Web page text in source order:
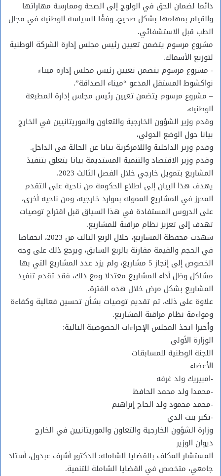
دائما لضمان الحق في الولوج إلى الصحة وممارسة مهاراتها
والقيام بمهامها بشكل صحيح، وفقًا للسياسة الوطنية في مجال
الطب قبل الاستشفائي.
مشروع مرسوم يتضمن تعيين رئيس مجلس إدارة الشركة الوطنية
لتوزيع الأسماك.
‐ مشروع مرسوم يتضمن تعيين رئيس مجلس إدارة ميناء
نواكشوط المستقل المدعو “ميناء الصداقة”.
– مشروع مرسوم يتضمن تعيين رئيس مجلس إدارة المطبعة
الوطنية،
وقدم وزير الشؤون الخارجية والتعاون والموريتانيين في الخارج
بيانا حول الوضع الدولي،
وقدم وزير الداخلية واللامركزية بيانا عن الحالة في الداخل.
وقدم وزير الاقتصاد والتنمية المستديمة بيانا يتعلق بتنفيذ
المشاريع بتمويل خارجي خلال الفصل الثالث 2023.
يهدف هذا البيان إلى اطلاع الحكومة من ناحية على التقدم
المحرز في المشاريع الممولة بموارد خارجية، ومن ناحية أخرى،
على الدروس المستفادة في هذا السياق قبل اقتراح توصيات
تهدف إلى تعزيز نظام مراقبة للمشاريع.
شهدت محفظة المشاريع، خلال الربع الثالث من 2023، انخفاضا
في الحجم والقيمة مقارنة بالربع السابق، ويرجع ذلك على وجه
الخصوص إلى إنجاز 5 مشاريع، ولم يزد عدد المشاريع التي بها
مشاكل وظل أداء المشاريع معتدلا ومع ذلك، فقد تقدم تنفيذ
المشاريع بشكل مرض خلال هذه الفترة.
علاوة على ذلك، تم تقديم توصيات بشأن تحسين فعالية وكفاءة
ومواءمة نظام مراقبة المشاريع.
وأخيرا اتخذ المجلس الإجراءات الخصوصية التالية:
الوزارة الأولى
اللجنة الوطنية للمسابقات
الأعضاء
-امبيريك ولد غرفه
-محمدا ولد محمد الحافظ
-محمد محمود ولد الحاج إبراهيم
-تكبر بنت الدي
وزارة الشؤون الخارجية والتعاون والموريتانيين في الخارج
ديوان الوزير
المستشار المكلف بالقضايا الشاملة: الدكتور أشرف عبدول، أستاذ
جامعي، متخصص في القضايا الشاملة للتنمية.